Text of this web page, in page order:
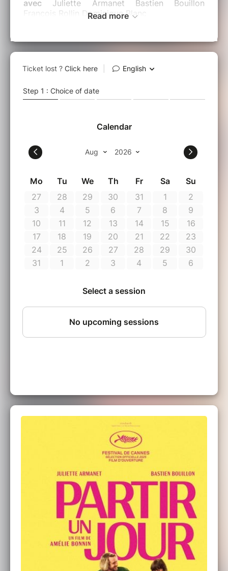
avec Juliette Armanet Bastien Bouillon
François Rollin Dominique Blanc
Durée :1h35 - VO ST-NL
Synopsis :
ouvrir son propre restaurant gastronomique,
l'agitation parisienne, elle recroise son amour
ses certitudes vacillent…
Film d'Ouverture, Festival de Cannes 2025
Cécile staat op het punt haar droom te
gastronomisch restaurant. Onverwachts moet
ze terugkeren naar haar geboortedorp. Ver
weg van de drukte van Parijs loopt ze daar
haar jeugdliefde weer tegen het lijf. Oude
herinneringen komen boven en haar
Openingsfilm, Cannes Film Festival 2025
Read more